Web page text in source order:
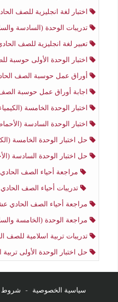
اختبار لغة انجليزية للصف
تدريبات الوحدة (السادسة والسابعة) لغة
تعبير لغة انجليزية للصف الحادي
اختبار الوحدة الأولى حوسبة للصف
أوراق عمل حوسبة الصف الحادي
اجابة أوراق عمل حوسبة الصف
اختبار الوحدة الخامسة (الكيمياء الحيوية - البناء
اختبار الوحدة السادسة (الأحماض النووية والوراثة)
حل اختبار الوحدة الخامسة (الكيمياء الحيوية - البناء
حل اختبار الوحدة السادسة (الأحماض النووية
مراجعة أحياء الصف
تدريبات أحياء الصف
مراجعة أحياء الصف الحادي
مراجعة الوحدة (الخامسة والسادسة) أحياء
تدريبات تربية اسلامية للصف
حل اختبار الوحدة الأولى تربية اسلامية
سياسية الخصوصية - شروط